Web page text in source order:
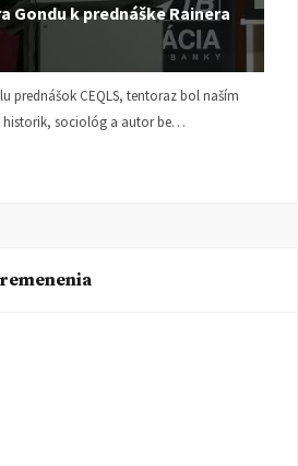
Gondu k prednáške Rainera
prednášok CEQLS, tentoraz bol naším
sociológ a autor be…